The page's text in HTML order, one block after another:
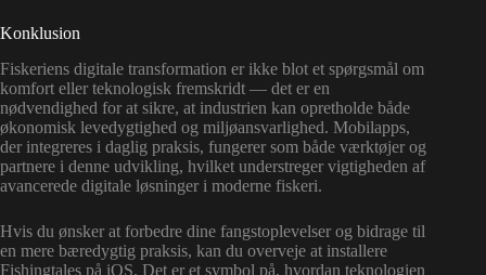
Konklusion
Fiskeriens digitale transformation er ikke blot et spørgsmål om
komfort eller teknologisk fremskridt — det er en
nødvendighed for at sikre, at industrien kan opretholde både
økonomisk levedygtighed og miljøansvarlighed. Mobilapps,
der integreres i daglig praksis, fungerer som både værktøjer og
partnere i denne udvikling, hvilket understreger vigtigheden af
avancerede digitale løsninger i moderne fiskeri.
Hvis du ønsker at forbedre dine fangstoplevelser og bidrage til
en mere bæredygtig praksis, kan du overveje at installere
Fishingtales på iOS. Det er et symbol på, hvordan teknologien